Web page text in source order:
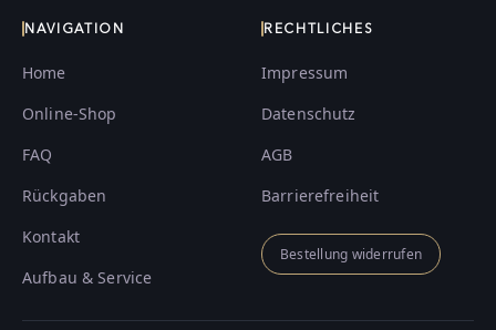
NAVIGATION
Home
Online-Shop
FAQ
Rückgaben
Kontakt
Aufbau & Service
RECHTLICHES
Impressum
Datenschutz
AGB
Barrierefreiheit
Bestellung widerrufen